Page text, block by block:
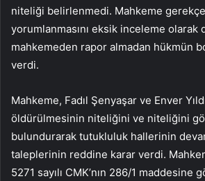
niteliği belirlenmedi. Mahkeme
yorumlanmasını eksik inceleme
mahkemeden rapor almadan hükmün
verdi.
Mahkeme, Fadıl Şenyaşar ve Enver
öldürülmesinin niteliğini ve niteliğini
bulundurarak tutukluluk hallerinin
taleplerinin reddine karar verdi.
5271 sayılı CMK’nın 286/1 maddesine